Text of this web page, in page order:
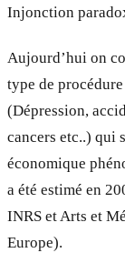
Injonction
Aujourd’hui on
type de
(Dépression,
cancers etc..) qui
économique
a été estimé en
INRS et Arts et
Europe).